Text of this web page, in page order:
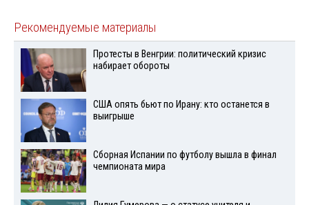
Рекомендуемые материалы
Протесты в Венгрии: политический кризис
набирает обороты
США опять бьют по Ирану: кто останется в
выигрыше
Сборная Испании по футболу вышла в финал
чемпионата мира